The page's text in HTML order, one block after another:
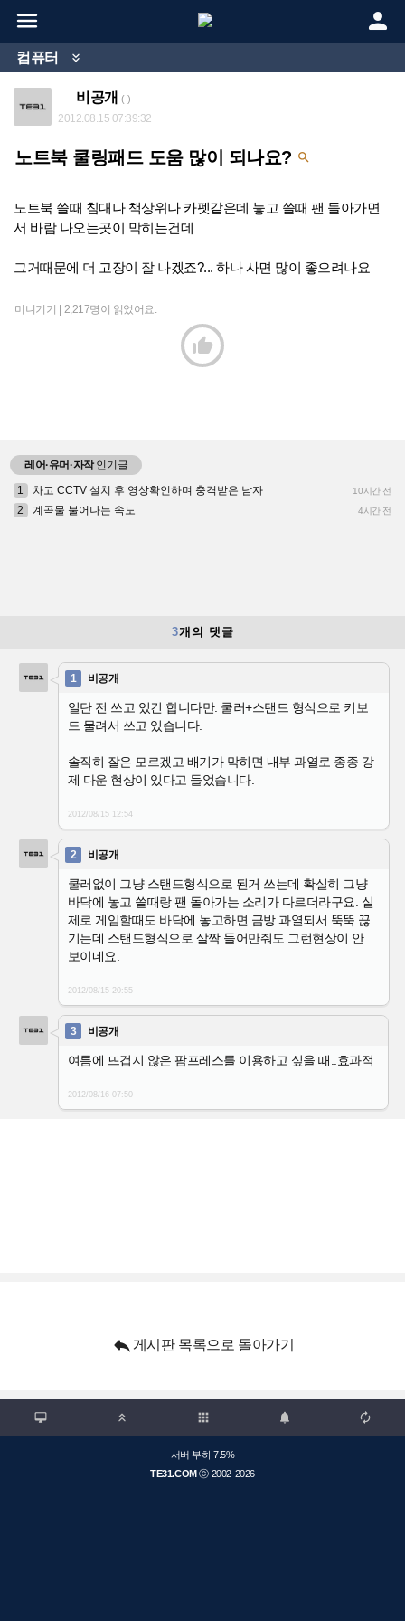
 
컴퓨터 
비공개 ( )
2012.08.15 07:39:32
노트북 쿨링패드 도움 많이 되나요? 
노트북 쓸때 침대나 책상위나 카펫같은데 놓고 쓸때 팬 돌아가면
서 바람 나오는곳이 막히는건데
그거때문에 더 고장이 잘 나겠죠?... 하나 사면 많이 좋으려나요
미니기기 | 2,217명이 읽었어요.

레어·유머·자작인기글
1
차고 CCTV 설치 후 영상확인하며 충격받은 남자 10시간 전
2 계곡물 불어나는 속도 4시간 전
3개의 댓글
1 비공개
일단 전 쓰고 있긴 합니다만. 쿨러+스탠드 형식으로 키보
드 물려서 쓰고 있습니다.
솔직히 잘은 모르겠고 배기가 막히면 내부 과열로 종종 강
제 다운 현상이 있다고 들었습니다.
2012/08/1512:54
2 비공개
쿨러없이 그냥 스탠드형식으로 된거 쓰는데 확실히 그냥
바닥에 놓고 쓸때랑 팬 돌아가는 소리가 다르더라구요. 실
제로 게임할때도 바닥에 놓고하면 금방 과열되서 뚝뚝 끊
기는데 스탠드형식으로 살짝 들어만줘도 그런현상이 안
보이네요.
2012/08/1520:55
3 비공개
여름에 뜨겁지 않은 팜프레스를 이용하고 싶을 때..효과적
2012/08/1607:50
 게시판 목록으로 돌아가기
  apps  
서버 부하 7.5%
TE31.COMⓒ 2002-2026